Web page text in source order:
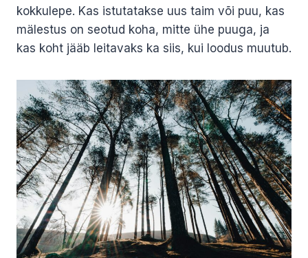
kokkulepe. Kas istutatakse uus taim või puu, kas
mälestus on seotud koha, mitte ühe puuga, ja
kas koht jääb leitavaks ka siis, kui loodus muutub.